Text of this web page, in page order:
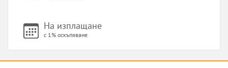
На изплащане
с 1% оскъпяване